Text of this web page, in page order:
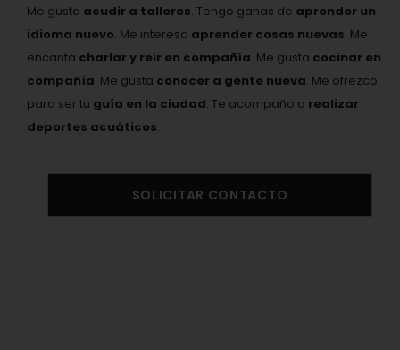
Me gusta acudir a talleres. Tengo ganas de aprender un
idioma nuevo. Me interesa aprender cosas nuevas. Me
encanta charlar y reir en compañía. Me gusta cocinar en
compañía. Me gusta conocer a gente nueva. Me ofrezco
para ser tu guía en la ciudad. Te acompaño a realizar
deportes acuáticos.
SOLICITAR CONTACTO